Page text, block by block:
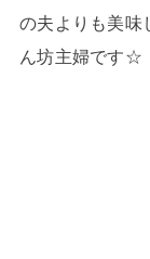
の夫よりも美味
ん坊主婦です☆